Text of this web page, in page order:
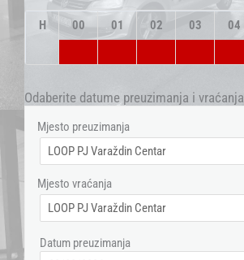
H 00 01 02 03 04
Odaberite datume preuzimanja i vraćanja
Mjesto preuzimanja
Mjesto vraćanja
Datum preuzimanja